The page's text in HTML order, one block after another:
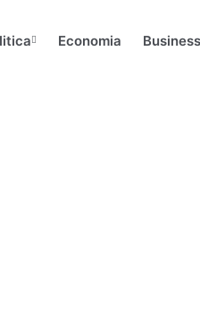
Economia Business